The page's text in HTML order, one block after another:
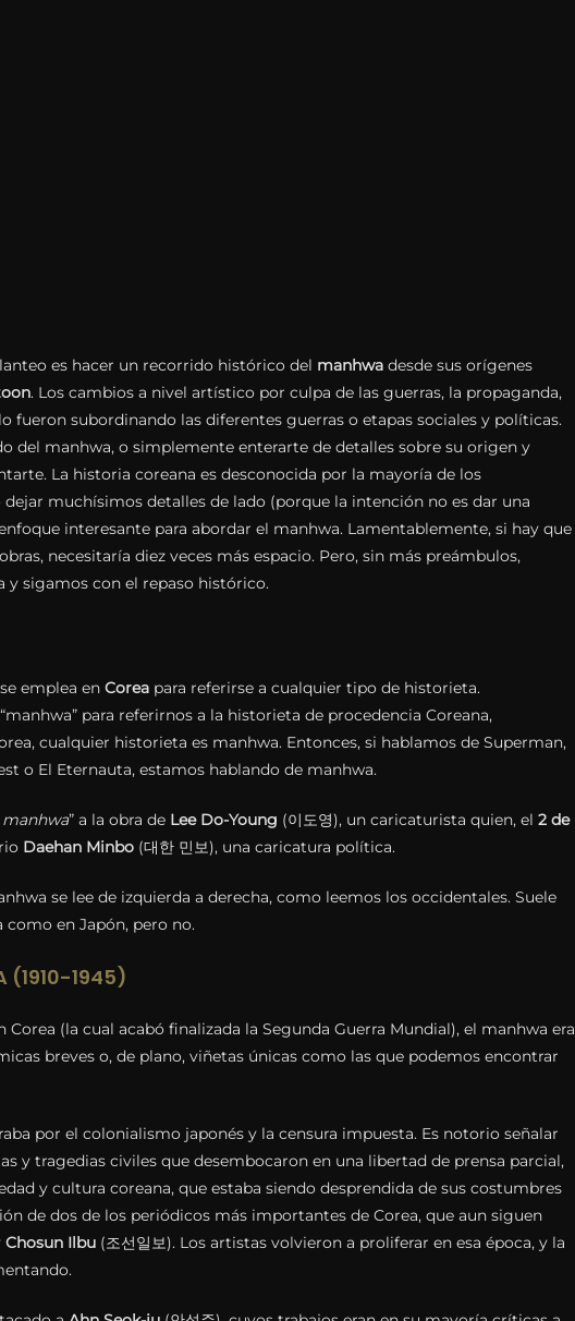
es hacer un recorrido histórico del manhwa desde sus orígenes
. Los cambios a nivel artístico por culpa de las guerras, la propaganda,
fueron subordinando las diferentes guerras o etapas sociales y políticas.
del manhwa, o simplemente enterarte de detalles sobre su origen y
La historia coreana es desconocida por la mayoría de los
dejar muchísimos detalles de lado (porque la intención no es dar una
interesante para abordar el manhwa. Lamentablemente, si hay que
necesitaría diez veces más espacio. Pero, sin más preámbulos,
sigamos con el repaso histórico.
emplea en Corea para referirse a cualquier tipo de historieta.
para referirnos a la historieta de procedencia Coreana,
cualquier historieta es manhwa. Entonces, si hablamos de Superman,
o El Eternauta, estamos hablando de manhwa.
” a la obra de Lee Do-Young (이도영), un caricaturista quien, el 2 de
Daehan Minbo (대한 민보), una caricatura política.
se lee de izquierda a derecha, como leemos los occidentales. Suele
en Japón, pero no.
(1910-1945)
(la cual acabó finalizada la Segunda Guerra Mundial), el manhwa era
breves o, de plano, viñetas únicas como las que podemos encontrar
por el colonialismo japonés y la censura impuesta. Es notorio señalar
y tragedias civiles que desembocaron en una libertad de prensa parcial,
y cultura coreana, que estaba siendo desprendida de sus costumbres
de dos de los periódicos más importantes de Corea, que aun siguen
Chosun Ilbu (조선일보). Los artistas volvieron a proliferar en esa época, y la